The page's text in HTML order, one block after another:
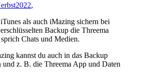
,
als auch iMazing sichern bei
Backup die Threema
Chats und Medien.
kannst du auch in das Backup
und z. B. die Threema App und Daten